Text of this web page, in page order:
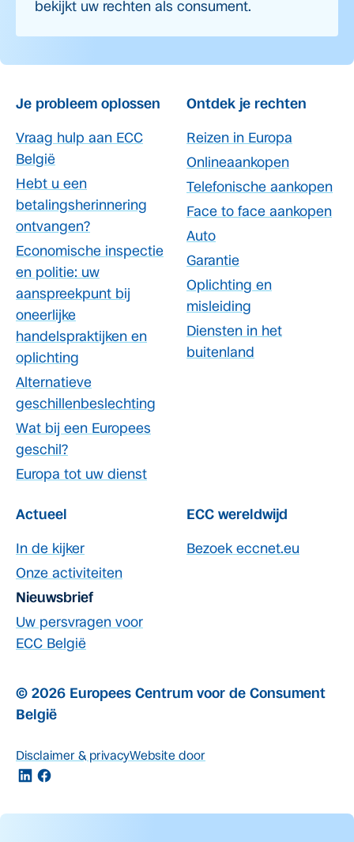
bekijkt uw rechten als consument.
Je probleem oplossen
Vraag hulp aan ECC
België
Hebt u een
betalingsherinnering
ontvangen?
Economische inspectie
en politie: uw
aanspreekpunt bij
oneerlijke
handelspraktijken en
oplichting
Alternatieve
geschillenbeslechting
Wat bij een Europees
geschil?
Europa tot uw dienst
Ontdek je rechten
Reizen in Europa
Onlineaankopen
Telefonische aankopen
Face to face aankopen
Auto
Garantie
Oplichting en
misleiding
Diensten in het
buitenland
Actueel
In de kijker
Onze activiteiten
Nieuwsbrief
Uw persvragen voor
ECC België
ECC wereldwijd
Bezoek eccnet.eu
© 2026 Europees Centrum voor de Consument
België
Disclaimer & privacyWebsite door